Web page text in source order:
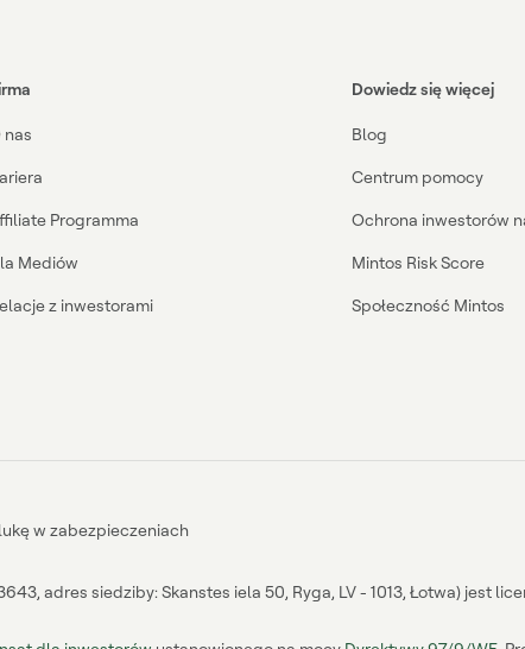
nas
Programma
Mediów
z inwestorami
Dowiedz się więcej
Blog
Centrum pomocy
Ochrona inwestorów
Mintos Risk Score
Społeczność Mintos
w zabezpieczeniach
adres siedziby: Skanstes iela 50, Ryga, LV - 1013, Łotwa) jest